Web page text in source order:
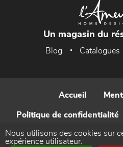
Un magasin du
Blog Catalogues
Accueil
Politique de confidentialité
Nous utilisons des cookies sur
expérience utilisateur.